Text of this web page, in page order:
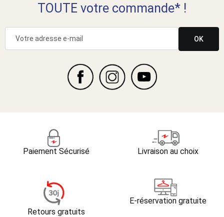
TOUTE votre commande* !
OK
Paiement Sécurisé Livraison au choix
Retours gratuits
E-réservation gratuite